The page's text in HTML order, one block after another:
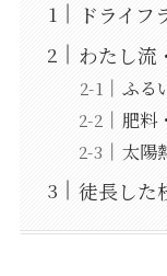
ドライフ
わたし流
ふる
肥料
太陽
徒長した